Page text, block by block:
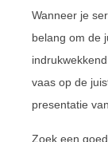
Wanneer je
belang om de
vaas op de
presentatie
Zoek een